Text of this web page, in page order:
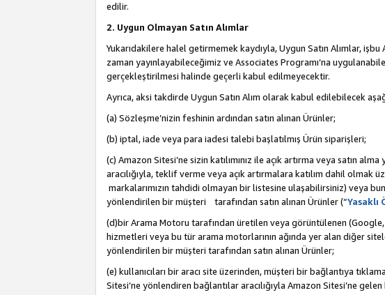
edilir.
2. Uygun Olmayan Satın Alımlar
Yukarıdakilere halel getirmemek kaydıyla, Uygun Satın Alımlar,
zaman yayınlayabileceğimiz ve Associates Programı’na
gerçekleştirilmesi halinde geçerli kabul edilmeyecektir.
Ayrıca, aksi takdirde Uygun Satın Alım olarak kabul edilebilecek
(a) Sözleşme’nizin feshinin ardından satın alınan Ürünler;
(b) iptal, iade veya para iadesi talebi başlatılmış Ürün siparişleri;
(c) Amazon Sitesi’ne sizin katılımınız ile açık artırma veya satın
aracılığıyla, teklif verme veya açık artırmalara katılım dahil olmak
markalarımızın tahdidi olmayan bir listesine ulaşabilirsiniz) veya
yönlendirilen bir müşteri tarafından satın alınan Ürünler (“Yasaklı
(d)bir Arama Motoru tarafından üretilen veya görüntülenen
hizmetleri veya bu tür arama motorlarının ağında yer alan diğer
yönlendirilen bir müşteri tarafından satın alınan Ürünler;
(e) kullanıcıları bir aracı site üzerinden, müşteri bir bağlantıya
Sitesi’ne yönlendiren bağlantılar aracılığıyla Amazon Sitesi’ne